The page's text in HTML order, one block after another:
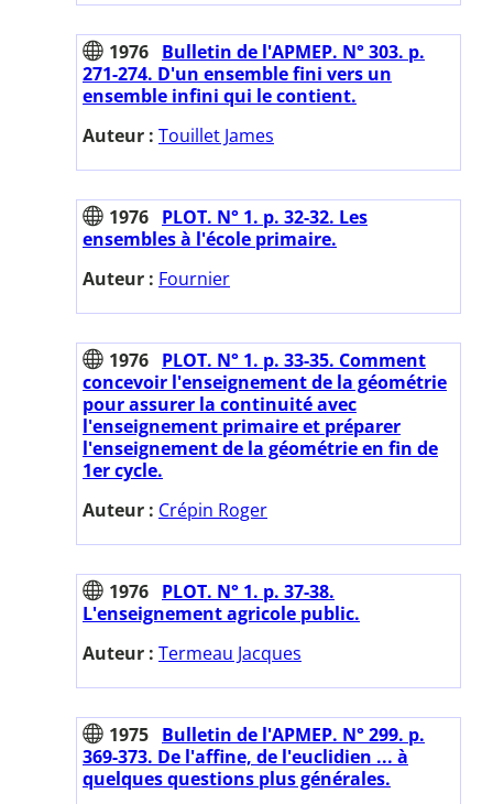
1976 Bulletin de l'APMEP. N° 303. p.
271-274. D'un ensemble fini vers un
ensemble infini qui le contient.
Auteur : Touillet James
1976 PLOT. N° 1. p. 32-32. Les
ensembles à l'école primaire.
Auteur : Fournier
1976 PLOT. N° 1. p. 33-35. Comment
concevoir l'enseignement de la géométrie
pour assurer la continuité avec
l'enseignement primaire et préparer
l'enseignement de la géométrie en fin de
1er cycle.
Auteur : Crépin Roger
1976 PLOT. N° 1. p. 37-38.
L'enseignement agricole public.
Auteur : Termeau Jacques
1975 Bulletin de l'APMEP. N° 299. p.
369-373. De l'affine, de l'euclidien ... à
quelques questions plus générales.